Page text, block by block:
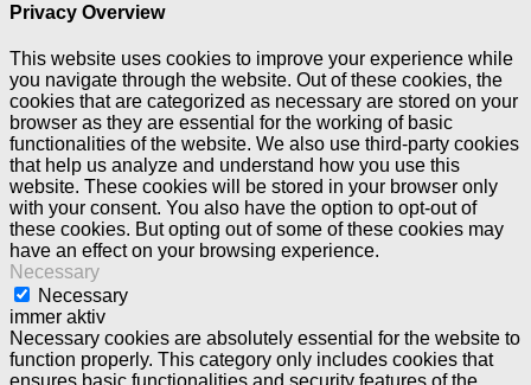
Privacy Overview
This website uses cookies to improve your experience while
you navigate through the website. Out of these cookies, the
cookies that are categorized as necessary are stored on your
browser as they are essential for the working of basic
functionalities of the website. We also use third-party cookies
that help us analyze and understand how you use this
website. These cookies will be stored in your browser only
with your consent. You also have the option to opt-out of
these cookies. But opting out of some of these cookies may
have an effect on your browsing experience.
Necessary
Necessary
immer aktiv
Necessary cookies are absolutely essential for the website to
function properly. This category only includes cookies that
ensures basic functionalities and security features of the